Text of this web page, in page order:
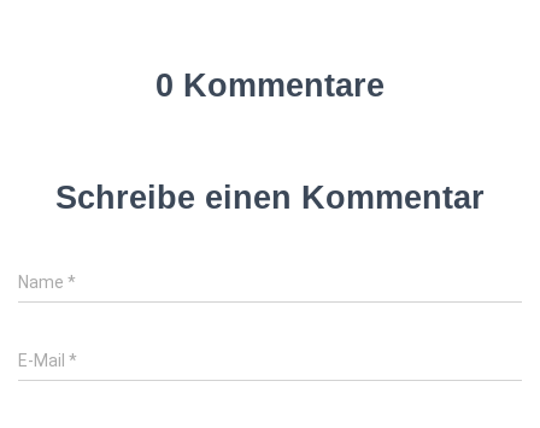
0 Kommentare
Schreibe einen Kommentar
Name *
E-Mail *